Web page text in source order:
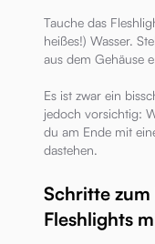
Tauche das
heißes!) Wasser.
aus dem Gehäuse
Es ist zwar ein
jedoch vorsichtig:
du am Ende mit
dastehen.
Schritte
Fleshlights